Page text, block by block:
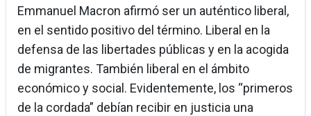
Emmanuel Macron afirmó ser un auténtico liberal,
en el sentido positivo del término. Liberal en la
defensa de las libertades públicas y en la acogida
de migrantes. También liberal en el ámbito
económico y social. Evidentemente, los “primeros
de la cordada” debían recibir en justicia una